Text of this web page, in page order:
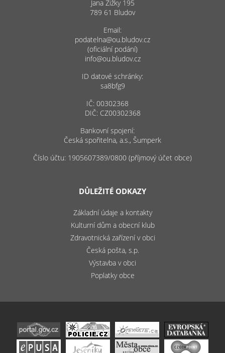
Jana Žižky 195
789 61 Bludov
Email:
podatelna@ou.bludov.cz
(oficiální podání)
info@ou.bludov.cz
ID datové schránky:
sa8bfg9
IČ: 00302368
DIČ: CZ00302368
Bankovní spojení:
Česká spořitelna, a.s., Šumperk
Číslo účtu: 1905607389/0800 (příjmový účet obce)
DŮLEŽITÉ ODKAZY
Základní údaje a kontakty
Kulturní dům a obecní klub
Zdravotnická zařízení v obci
Česká pošta, s.p.
Výstavba v obci
Poplatky obce